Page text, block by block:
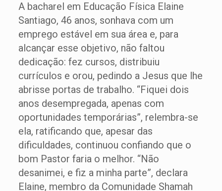
A bacharel em Educação Física Elaine
Santiago, 46 anos, sonhava com um
emprego estável em sua área e, para
alcançar esse objetivo, não faltou
dedicação: fez cursos, distribuiu
currículos e orou, pedindo a Jesus que lhe
abrisse portas de trabalho. “Fiquei dois
anos desempregada, apenas com
oportunidades temporárias”, relembra-se
ela, ratificando que, apesar das
dificuldades, continuou confiando que o
bom Pastor faria o melhor. “Não
desanimei, e fiz a minha parte”, declara
Elaine, membro da Comunidade Shamah